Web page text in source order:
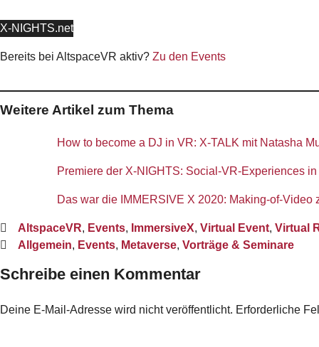
X-NIGHTS.net
Bereits bei AltspaceVR aktiv? Zu den Events
Weitere Artikel zum Thema
How to become a DJ in VR: X-TALK mit Natasha
Premiere der X-NIGHTS: Social-VR-Experiences
Das war die IMMERSIVE X 2020: Making-of-Video
AltspaceVR, Events, ImmersiveX, Virtual Event, Virtual
Allgemein, Events, Metaverse, Vorträge & Seminare
Schreibe einen Kommentar
Deine E-Mail-Adresse wird nicht veröffentlicht. Erforderliche